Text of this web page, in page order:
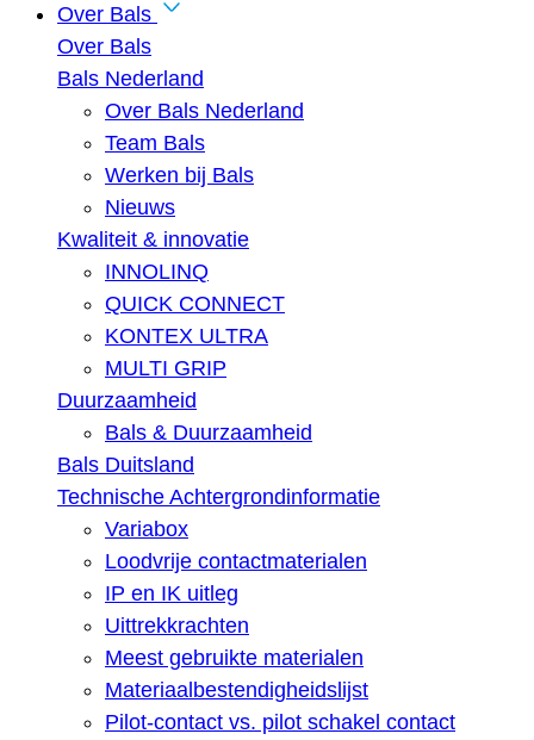
Over Bals
Over Bals
Bals Nederland
Over Bals Nederland
Team Bals
Werken bij Bals
Nieuws
Kwaliteit & innovatie
INNOLINQ
QUICK CONNECT
KONTEX ULTRA
MULTI GRIP
Duurzaamheid
Bals & Duurzaamheid
Bals Duitsland
Technische Achtergrondinformatie
Variabox
Loodvrije contactmaterialen
IP en IK uitleg
Uittrekkrachten
Meest gebruikte materialen
Materiaalbestendigheidslijst
Pilot-contact vs. pilot schakel contact